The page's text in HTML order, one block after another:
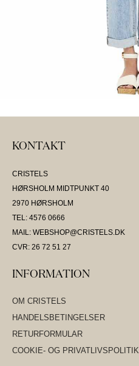
KONTAKT
CRISTELS
HØRSHOLM MIDTPUNKT 40
2970 HØRSHOLM
TEL: 4576 0666
MAIL: WEBSHOP@CRISTELS.DK
CVR: 26 72 51 27
INFORMATION
OM CRISTELS
HANDELSBETINGELSER
RETURFORMULAR
COOKIE- OG PRIVATLIVSPOLITIK